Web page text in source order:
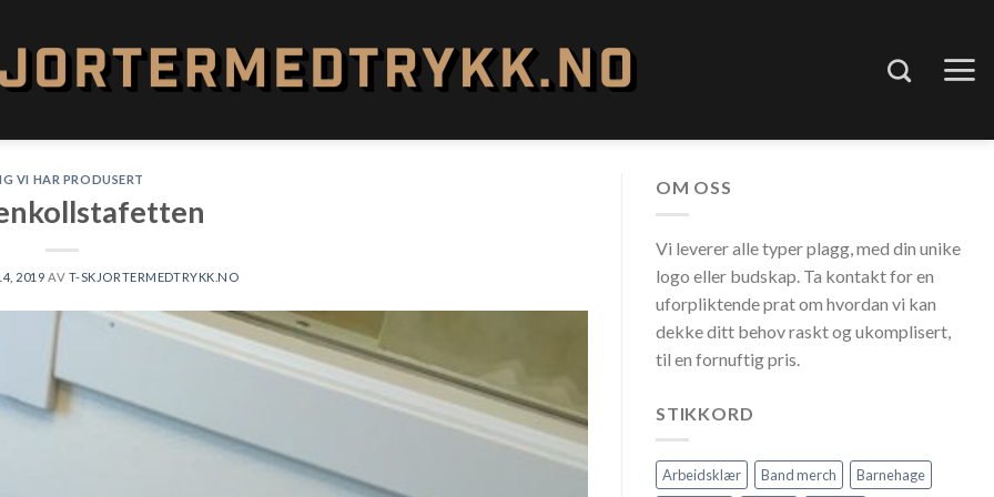
VI HAR PRODUSERT
2019 AV T-SKJORTERMEDTRYKK.NO
OM OSS
Vi leverer alle typer plagg, med din unike
logo eller budskap. Ta kontakt for en
uforpliktende prat om hvordan vi kan
dekke ditt behov raskt og ukomplisert,
til en fornuftig pris.
STIKKORD
Arbeidsklær Band merch
Barnehage